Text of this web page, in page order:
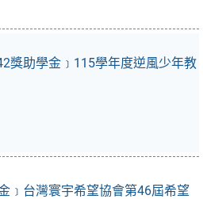
獎助學金﹞115學年度逆風少年教
﹞台灣寰宇希望協會第46屆希望